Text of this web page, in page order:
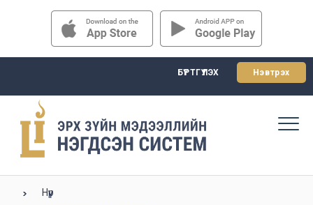
БҮРТГҮҮЛЭХ Нэвтрэх
Нүүр